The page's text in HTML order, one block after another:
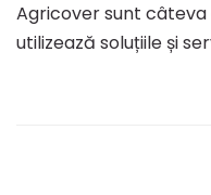
Agricover sunt
utilizează soluțiile și